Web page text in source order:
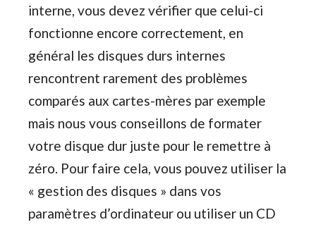
interne, vous devez vérifier que celui-ci
fonctionne encore correctement, en
général les disques durs internes
rencontrent rarement des problèmes
comparés aux cartes-mères par exemple
mais nous vous conseillons de formater
votre disque dur juste pour le remettre à
zéro. Pour faire cela, vous pouvez utiliser la
« gestion des disques » dans vos
paramètres d’ordinateur ou utiliser un CD